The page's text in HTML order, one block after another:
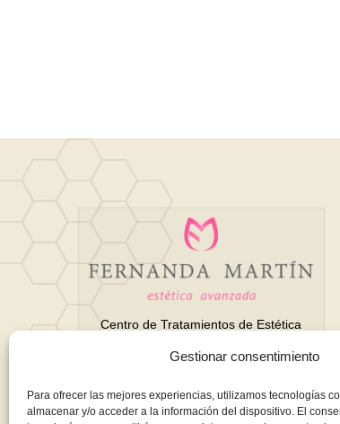
Gestionar consentimiento
Para ofrecer las mejores experiencias, utilizamos tecnologías
almacenar y/o acceder a la información del dispositivo. El
Centro de Tratamientos de Estética
Avanzada y Belleza en Motril